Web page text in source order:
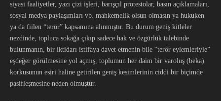
siyasi faaliyetler, yazı çizi işleri, barışçıl protestolar, basın açıklamaları,
sosyal medya paylaşımları vb. mahkemelik olsun olmasın ya hukuken
ya da fiilen “terör” kapsamına alınmıştır. Bu durum geniş kitleler
nezdinde, topluca sokağa çıkıp sadece hak ve özgürlük talebinde
bulunmanın, bir iktidarı istifaya davet etmenin bile “terör eylemleriyle”
eşdeğer görülmesine yol açmış, toplumun her daim bir varoluş (beka)
korkusunun esiri haline getirilen geniş kesimlerinin ciddi bir biçimde
pasifleşmesine neden olmuştur.